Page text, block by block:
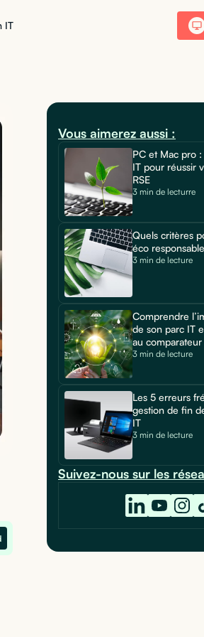
IT
Vous aimerez aussi :
PC et Mac pro
IT pour réussir
RSE
3 min de lecturre
Quels critères
éco
3 min de lecture
Comprendre
de son parc IT
au
3 min de lecture
Les 5 erreurs
gestion de fin
IT
3 min de lecture
Suivez-nous sur les